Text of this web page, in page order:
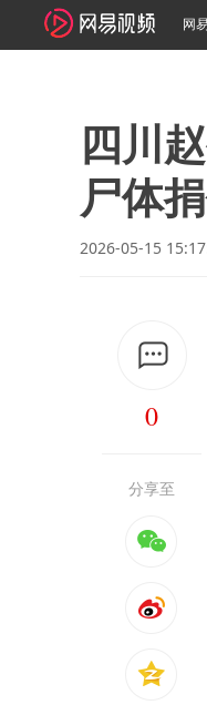
网
四川
尸体
2026-05-15
0
分享至